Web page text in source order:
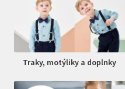
Traky, motýliky a doplnky